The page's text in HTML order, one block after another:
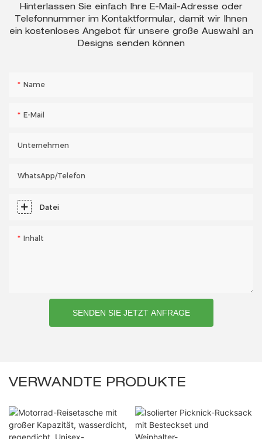
Hinterlassen Sie einfach Ihre E-Mail-Adresse oder
Telefonnummer im Kontaktformular, damit wir Ihnen
ein kostenloses Angebot für unsere große Auswahl an
Designs senden können
Name
E-Mail
Unternehmen
WhatsApp/Telefon
Datei
Inhalt
SENDEN SIE JETZT ANFRAGE
VERWANDTE PRODUKTE